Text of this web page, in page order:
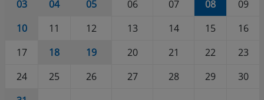
03
04 05 06 07 08
09
10
11 12 13 14 15
16
17
18 19 20 21 22
23
24
25 26 27 28 29
30